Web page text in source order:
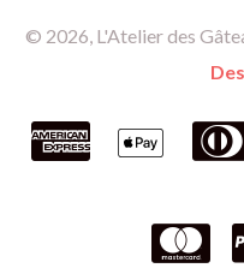
© 2026, L'Atelier des